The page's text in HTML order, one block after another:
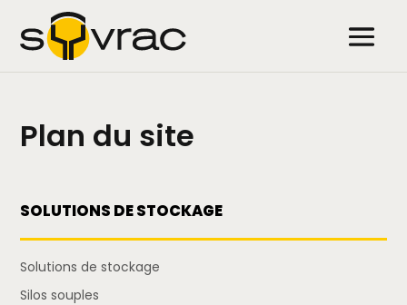
Plan du site
SOLUTIONS DE STOCKAGE
Solutions de stockage
Silos souples